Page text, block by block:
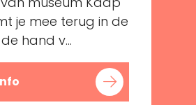
je mee terug in de
hand v...